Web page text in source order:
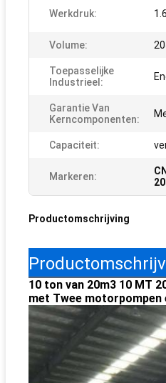
Werkdruk:
Volume:
Toepasselijke
Industrieel:
Garantie Van
Kerncomponenten:
Capaciteit:
Markeren:
Productomschrijving
10 ton van 20m3 10 MT
met Twee motorpompen